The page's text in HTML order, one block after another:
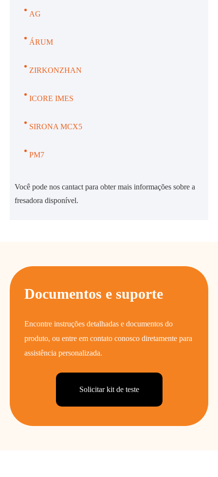
AG
ÁRUM
ZIRKONZHAN
ICORE IMES
SIRONA MCX5
PM7
Você pode nos cantact para obter mais informações sobre a
fresadora disponível.
Documentos e suporte
Encontre instruções detalhadas e documentos do
produto, ou entre em contato conosco diretamente para
assistência personalizada.
Solicitar kit de teste